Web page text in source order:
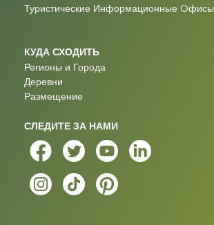
Туристические Информационные Oфисы
КУДА СХОДИТЬ
Регионы и Города
Деревни
Размещение
СЛЕДИТЕ ЗА НАМИ